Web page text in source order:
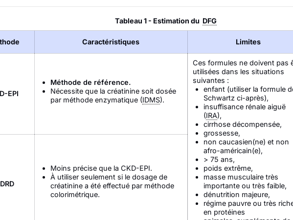
Tableau 1 - Estimation du DFG
Caractéristiques Limites
EPI
Méthode de référence.
Nécessite que la créatinine soit dosée
par méthode enzymatique (IDMS).
Ces formules ne doivent pas
utilisées dans les situations
suivantes :
enfant (utiliser la formule
Schwartz ci-après),
insuffisance rénale aiguë
(IRA),
cirrhose décompensée,
grossesse,
non caucasien(ne) et non
afro-américain(e),
> 75 ans,
poids extrême,
masse musculaire très
importante ou très faible,
dénutrition majeure,
régime pauvre ou très
en protéines
Moins précise que la CKD-EPI.
À utiliser seulement si le dosage de
créatinine a été effectué par méthode
colorimétrique.